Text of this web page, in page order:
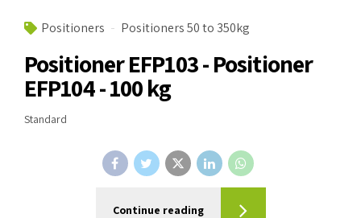
Positioners Positioners 50 to 350kg
Positioner EFP103 - Positioner
EFP104 - 100 kg
Standard
Continue reading